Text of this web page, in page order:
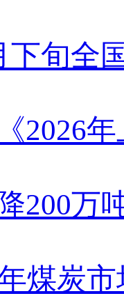
下旬全
2026
200万
煤炭